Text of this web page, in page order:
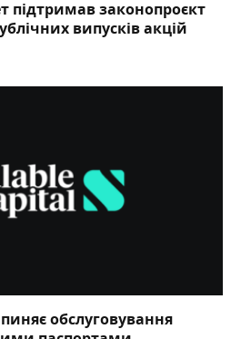
підтримав законопроєкт
випусків акцій
обслуговування